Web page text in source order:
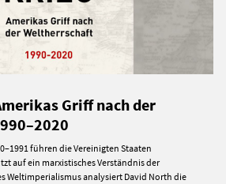
Griff nach der
führen die Vereinigten Staaten
auf ein marxistisches Verständnis der
Weltimperialismus analysiert David North die